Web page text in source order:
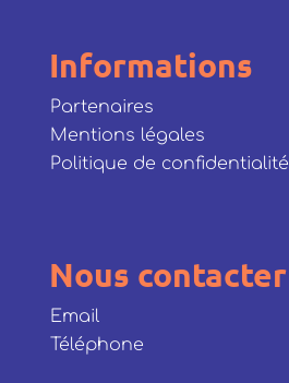
Informations
Partenaires
Mentions légales
Politique de confidentialité
Nous contacter
Email
Téléphone